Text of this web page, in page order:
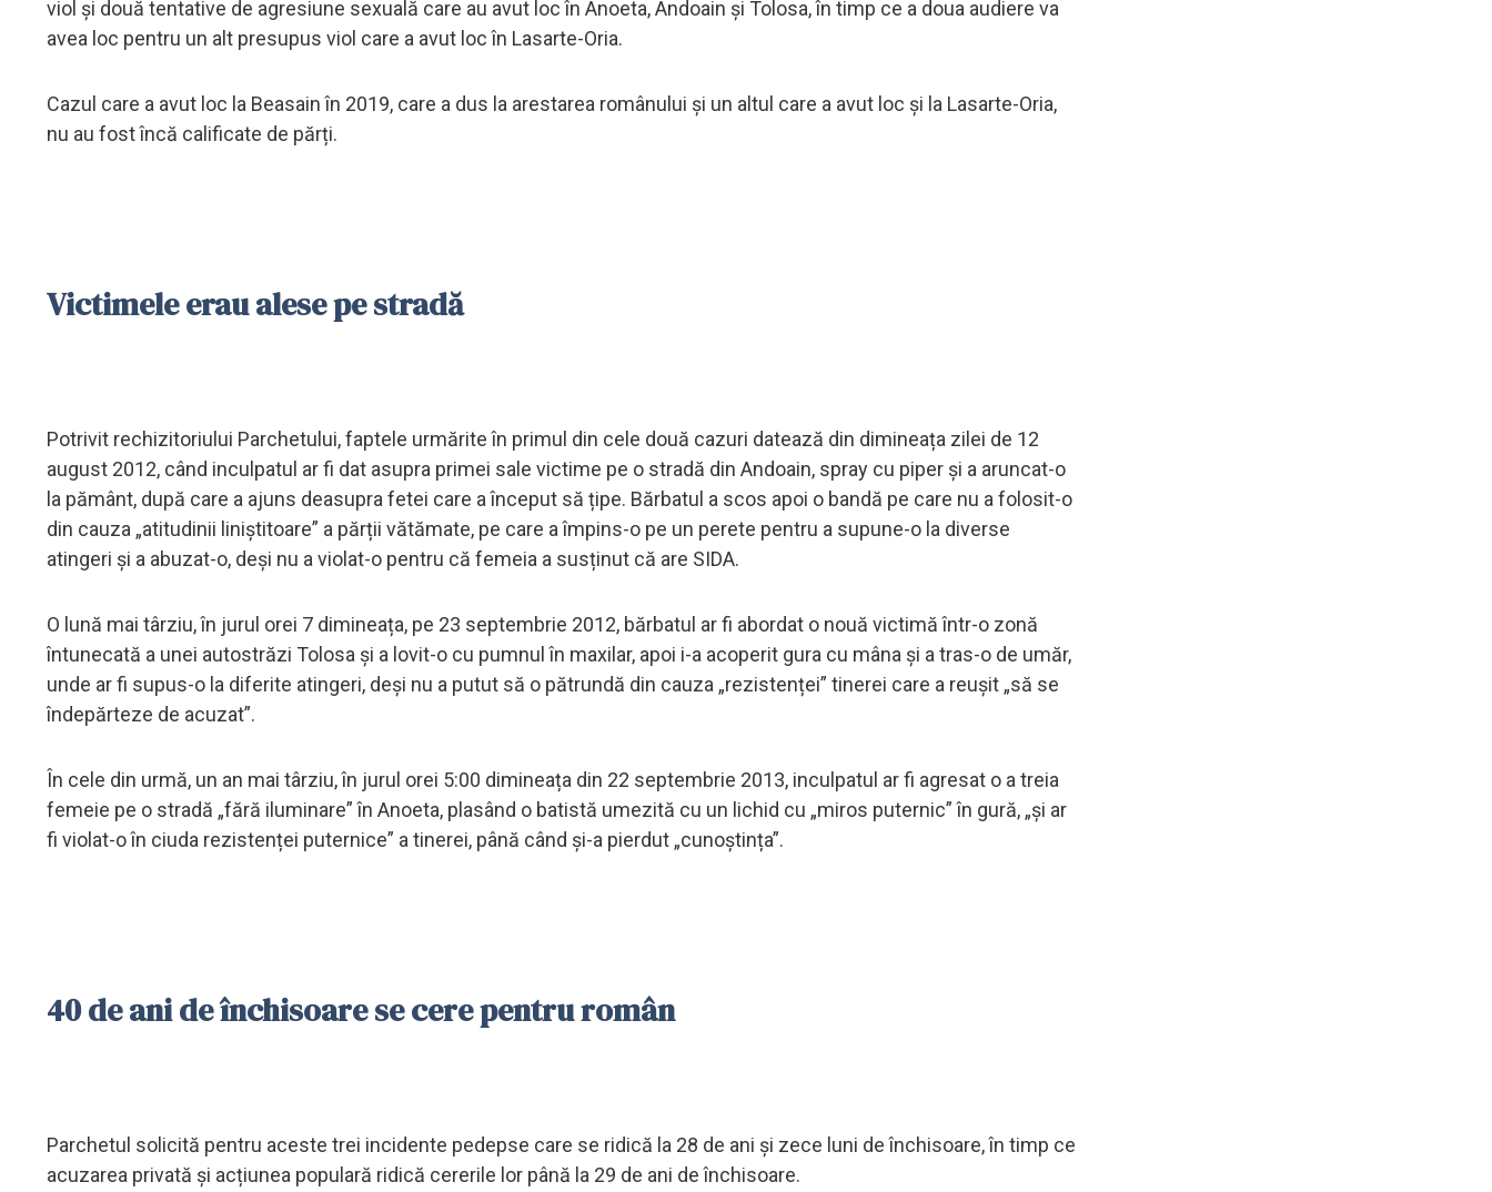
viol și două tentative de agresiune sexuală care au avut loc în Anoeta, Andoain și Tolosa, în timp ce a doua audiere va
avea loc pentru un alt presupus viol care a avut loc în Lasarte-Oria.
Cazul care a avut loc la Beasain în 2019, care a dus la arestarea românului și un altul care a avut loc și la Lasarte-Oria,
nu au fost încă calificate de părți.
Victimele erau alese pe stradă
Potrivit rechizitoriului Parchetului, faptele urmărite în primul din cele două cazuri datează din dimineața zilei de 12
august 2012, când inculpatul ar fi dat asupra primei sale victime pe o stradă din Andoain, spray cu piper și a aruncat-o
la pământ, după care a ajuns deasupra fetei care a început să țipe. Bărbatul a scos apoi o bandă pe care nu a folosit-o
din cauza „atitudinii liniștitoare” a părții vătămate, pe care a împins-o pe un perete pentru a supune-o la diverse
atingeri și a abuzat-o, deși nu a violat-o pentru că femeia a susținut că are SIDA.
O lună mai târziu, în jurul orei 7 dimineața, pe 23 septembrie 2012, bărbatul ar fi abordat o nouă victimă într-o zonă
întunecată a unei autostrăzi Tolosa și a lovit-o cu pumnul în maxilar, apoi i-a acoperit gura cu mâna și a tras-o de umăr,
unde ar fi supus-o la diferite atingeri, deși nu a putut să o pătrundă din cauza „rezistenței” tinerei care a reușit „să se
îndepărteze de acuzat”.
În cele din urmă, un an mai târziu, în jurul orei 5:00 dimineața din 22 septembrie 2013, inculpatul ar fi agresat o a treia
femeie pe o stradă „fără iluminare” în Anoeta, plasând o batistă umezită cu un lichid cu „miros puternic” în gură, „și ar
fi violat-o în ciuda rezistenței puternice” a tinerei, până când și-a pierdut „cunoștința”.
40 de ani de închisoare se cere pentru român
Parchetul solicită pentru aceste trei incidente pedepse care se ridică la 28 de ani și zece luni de închisoare, în timp ce
acuzarea privată și acțiunea populară ridică cererile lor până la 29 de ani de închisoare.